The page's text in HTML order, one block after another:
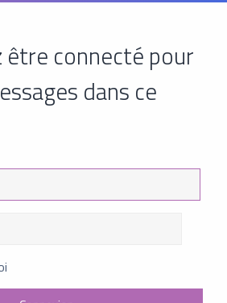
être connecté pour
dans ce